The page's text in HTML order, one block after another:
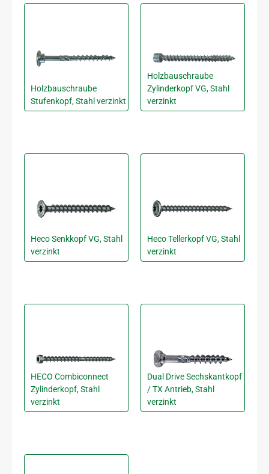
Holzbauschraube
Stufenkopf, Stahl verzinkt
Holzbauschraube
Zylinderkopf VG, Stahl
verzinkt
Heco Senkkopf VG, Stahl
verzinkt
Heco Tellerkopf VG, Stahl
verzinkt
HECO Combiconnect
Zylinderkopf, Stahl
verzinkt
Dual Drive Sechskantkopf
/ TX Antrieb, Stahl
verzinkt